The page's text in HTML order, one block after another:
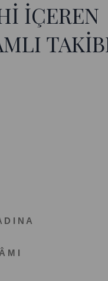
İÇEREN
D I N A
M I